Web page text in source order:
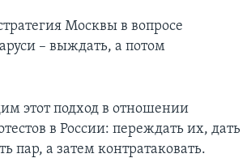
Москвы в вопросе
– выждать, а потом
этот подход в отношении
в России: переждать их, дать
пар, а затем контратаковать.